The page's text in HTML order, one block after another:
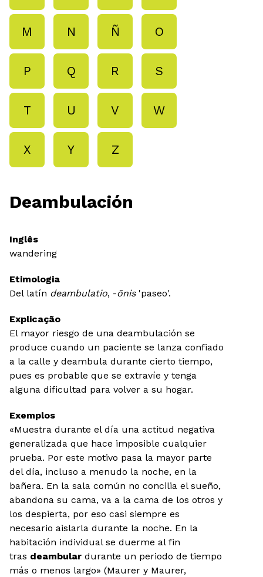
M N Ñ O
P Q R S
T U V W
X Y Z
Deambulación
Inglês
wandering
Etimologia
Del latín deambulatio, -ōnis'paseo'.
Explicação
El mayor riesgo de una deambulación se
produce cuando un paciente se lanza confiado
a la calle y deambula durante cierto tiempo,
pues es probable que se extravíe y tenga
alguna dificultad para volver a su hogar.
Exemplos
«Muestra durante el día una actitud negativa
generalizada que hace imposible cualquier
prueba. Por este motivo pasa la mayor parte
del día, incluso a menudo la noche, en la
bañera. En la sala común no concilia el sueño,
abandona su cama, va a la cama de los otros y
los despierta, por eso casi siempre es
necesario aislarla durante la noche. En la
habitación individual se duerme al fin
tras deambular durante un periodo de tiempo
más o menos largo» (Maurer y Maurer,